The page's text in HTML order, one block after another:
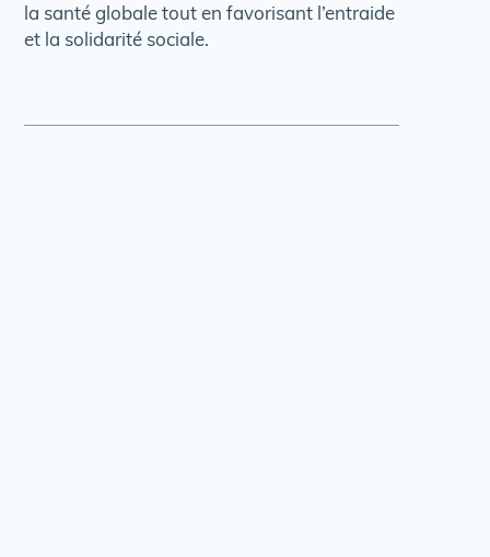
la santé globale tout en favorisant l’entraide
et la solidarité sociale.